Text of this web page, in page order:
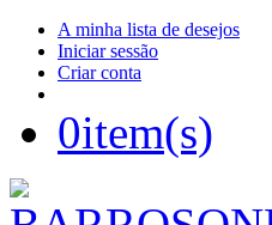
A minha lista de desejos
Iniciar sessão
Criar conta
0item(s)